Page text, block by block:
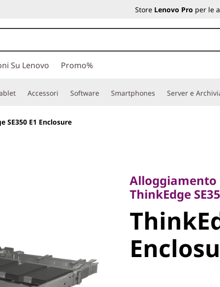
Store Lenovo Pro per le
Su Lenovo Promo%
Accessori Software Smartphones Server e
SE350 E1 Enclosure
Alloggiamento
ThinkEdge